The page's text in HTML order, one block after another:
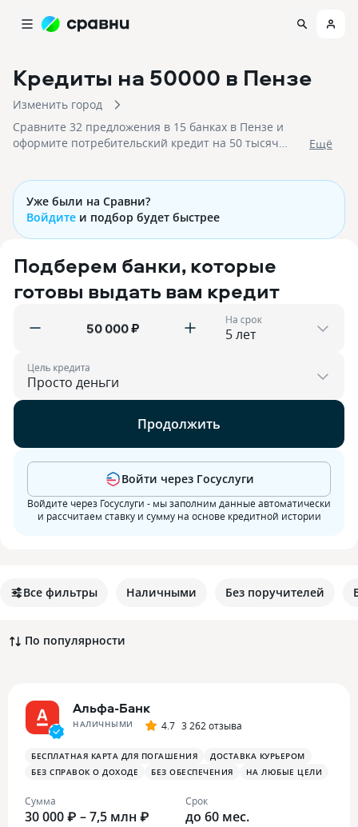
Кредиты на 50000 в Пензе
Изменить город
Сравните 32 предложения в 15 банках в Пензе и
оформите потребительский кредит на 50 тысяч
Eщё
Уже были на Сравни?
Войдите и подбор будет быстрее
Подберем банки, которые
готовы выдать вам кредит
₽ На срок
Цель кредита
Продолжить
Войдите через Госуслуги - мы заполним данные автоматически
и рассчитаем ставку и сумму на основе кредитной истории
Войти через Госуслуги
Все фильтры Наличными Без поручителей
По популярности
Альфа-Банк
НАЛИЧНЫМИ 4.7 3 262 отзыва
БЕСПЛАТНАЯ КАРТА ДЛЯ ПОГАШЕНИЯ
ДОСТАВКА КУРЬЕРОМ
БЕЗ СПРАВОК О ДОХОДЕ
БЕЗ ОБЕСПЕЧЕНИЯ НА ЛЮБЫЕ ЦЕЛИ
Сумма
30 000 ₽ – 7,5 млн ₽
Срок
до 60 мес.